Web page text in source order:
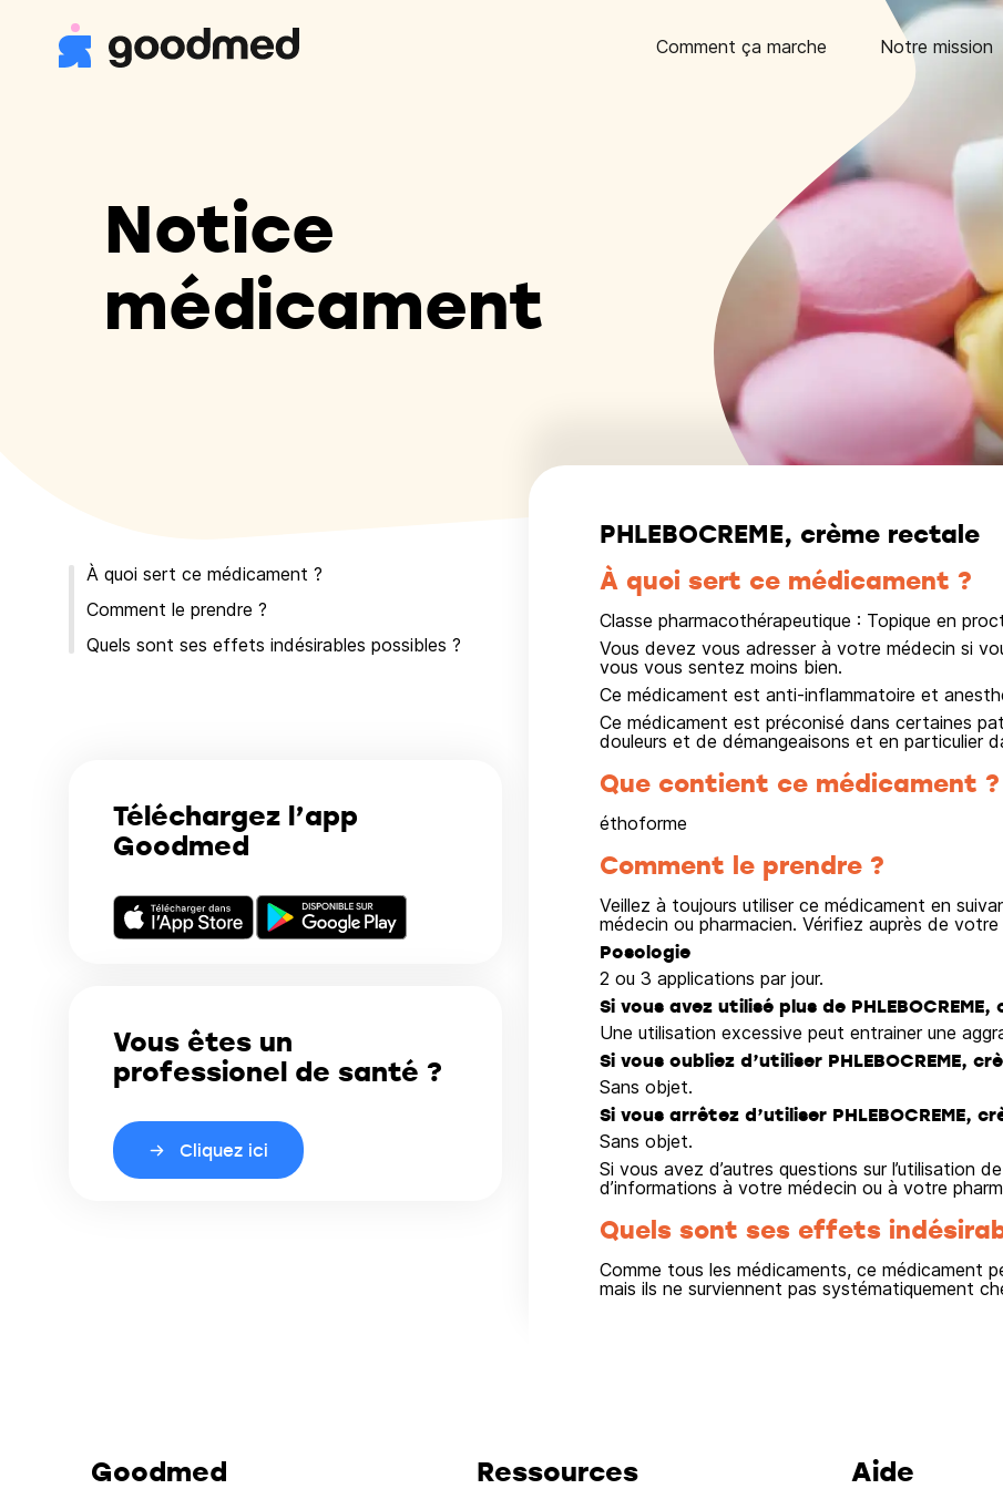
Comment ça marche Notre mission
Notice
médicament
À quoi sert ce médicament ?
Comment le prendre ?
Quels sont ses effets indésirables possibles ?
Téléchargez l’app
Goodmed
Vous êtes un
professionel de santé ?
Cliquez ici
PHLEBOCREME, crème rectale
À quoi sert ce médicament ?
Classe pharmacothérapeutique : Topique en
Vous devez vous adresser à votre médecin si
vous vous sentez moins bien.
Ce médicament est anti-inflammatoire et
Ce médicament est préconisé dans certaines
douleurs et de démangeaisons et en particulier
Que contient ce médicament ?
éthoforme
Comment le prendre ?
Veillez à toujours utiliser ce médicament en
médecin ou pharmacien. Vérifiez auprès de
Posologie
2 ou 3 applications par jour.
Si vous avez utilisé plus de
Une utilisation excessive peut entrainer une
Si vous oubliez d’utiliser PHLEBOCREME,
Sans objet.
Si vous arrêtez d’utiliser PHLEBOCREME,
Sans objet.
Si vous avez d’autres questions sur l’utilisation
d’informations à votre médecin ou à votre
Quels sont ses effets
Comme tous les médicaments, ce médicament
mais ils ne surviennent pas systématiquement
Goodmed Ressources Aide